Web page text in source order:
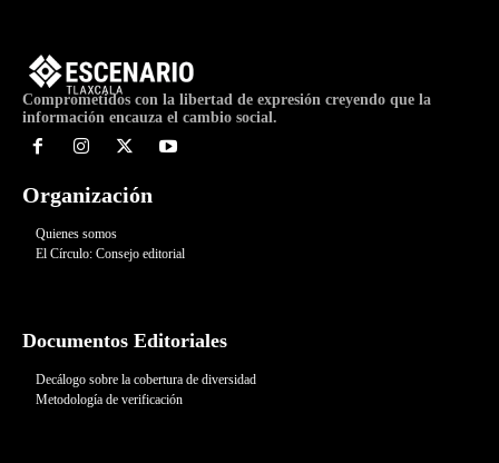
Comprometidos con la libertad de expresión creyendo que la
información encauza el cambio social.
Organización
Quienes somos
El Círculo: Consejo editorial
Documentos Editoriales
Decálogo sobre la cobertura de diversidad
Metodología de verificación